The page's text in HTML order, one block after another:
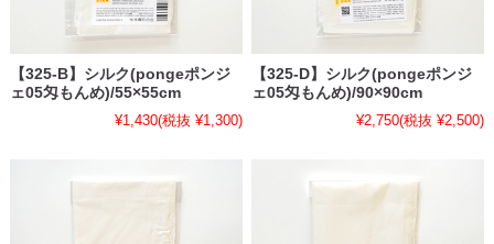
【325-B】シルク(pongeポンジ
ェ05匁もんめ)/55×55cm
¥1,430(税抜 ¥1,300)
【325-D】シルク(pongeポンジ
ェ05匁もんめ)/90×90cm
¥2,750(税抜 ¥2,500)